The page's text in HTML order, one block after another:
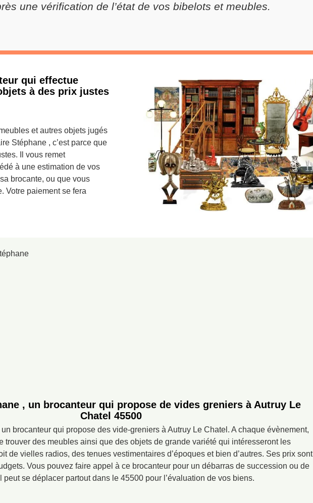
une vérification de l’état de vos bibelots et meubles.
qui effectue
à des prix justes
et autres objets jugés
Stéphane , c’est parce que
Il vous remet
à une estimation de vos
brocante, ou que vous
Votre paiement se fera
, un brocanteur qui propose de vides greniers à Autruy Le
Chatel 45500
brocanteur qui propose des vide-greniers à Autruy Le Chatel. A chaque évènement,
trouver des meubles ainsi que des objets de grande variété qui intéresseront les
de vielles radios, des tenues vestimentaires d’époques et bien d’autres. Ses prix sont
Vous pouvez faire appel à ce brocanteur pour un débarras de succession ou de
peut se déplacer partout dans le 45500 pour l’évaluation de vos biens.